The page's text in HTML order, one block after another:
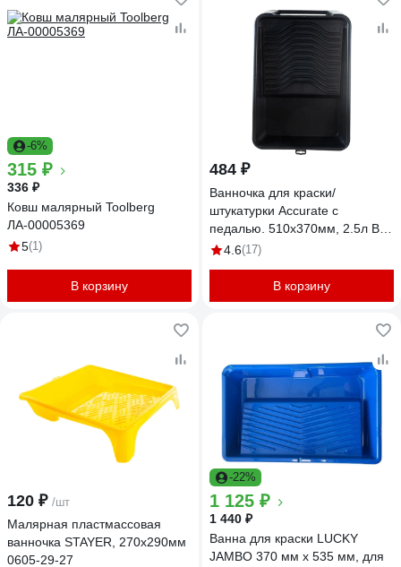
-6%
315 ₽
336 ₽
Ковш малярный Toolberg
ЛА-00005369
5(1)
В корзину
484 ₽
Ванночка для краски/
штукатурки Accurate с
педалью. 510х370мм, 2.5л Ван
51*37
4.6(17)
В корзину
120 ₽ /шт
Малярная пластмассовая
ванночка STAYER, 270х290мм
0605-29-27
-22%
1 125 ₽
1 440 ₽
Ванна для краски LUCKY
JAMBO 370 мм х 535 мм, для